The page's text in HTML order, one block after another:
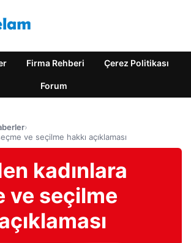
Firma Rehberi Çerez Politikası
Forum
›
ve seçilme hakkı açıklaması
kadınlara
ve seçilme